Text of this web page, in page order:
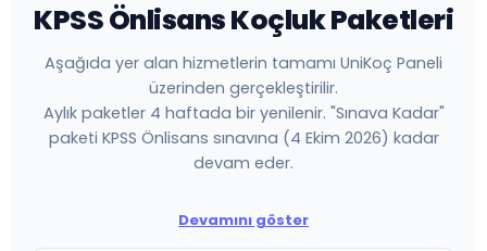
KPSS Önlisans Koçluk Paketleri
Aşağıda yer alan hizmetlerin tamamı UniKoç Paneli
üzerinden gerçekleştirilir.
Aylık paketler 4 haftada bir yenilenir. "Sınava Kadar"
paketi KPSS Önlisans sınavına (4 Ekim 2026) kadar
devam eder.
Devamını göster